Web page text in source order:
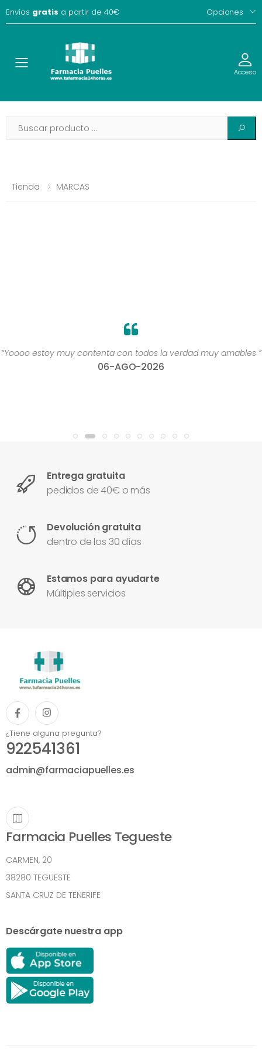
Envíos gratis a partir de 40€ Opciones
Toggle Acceso
Tienda MARCAS
“Yoooo estoy muy contenta con todos la verdad muy amables ”
06-AGO-2026
Entrega gratuita
pedidos de 40€ o más
Devolución gratuita
dentro de los 30 días
Estamos para ayudarte
Múltiples servicios
¿Tiene alguna pregunta?
922541361
admin@farmaciapuelles.es
Farmacia Puelles Tegueste
CARMEN, 20
38280 TEGUESTE
SANTA CRUZ DE TENERIFE
Descárgate nuestra app